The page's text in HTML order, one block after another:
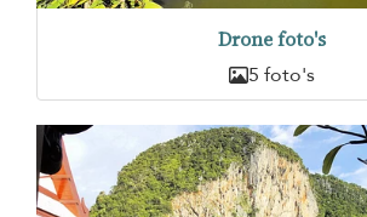
Drone foto's
5 foto's